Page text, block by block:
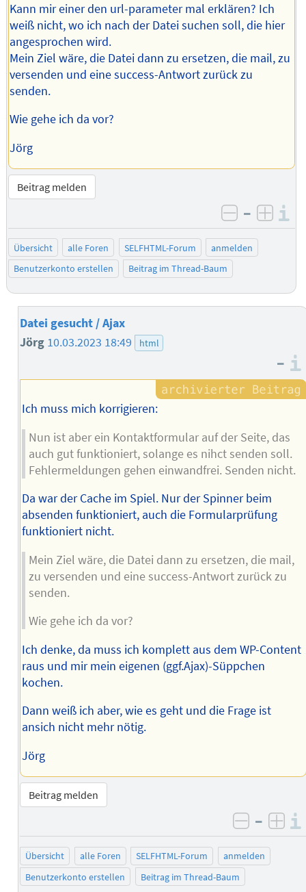
Kann mir einer den url-parameter mal erklären? Ich
weiß nicht, wo ich nach der Datei suchen soll, die hier
angesprochen wird.
Mein Ziel wäre, die Datei dann zu ersetzen, die mail, zu
versenden und eine success-Antwort zurück zu
senden.
Wie gehe ich da vor?
Jörg
Beitrag melden
negativ
–
Übersicht alle Foren SELFHTML-Forum
anmelden
Benutzerkonto erstellen
Beitrag im Thread-Baum
Datei gesucht / Ajax
Jörg 10.03.2023 18:49 html
–
Ich muss mich korrigieren:
Nun ist aber ein Kontaktformular auf der Seite, das
auch gut funktioniert, solange es nihct senden soll.
Fehlermeldungen gehen einwandfrei. Senden nicht.
Da war der Cache im Spiel. Nur der Spinner beim
absenden funktioniert, auch die Formularprüfung
funktioniert nicht.
Mein Ziel wäre, die Datei dann zu ersetzen, die mail,
zu versenden und eine success-Antwort zurück zu
senden.
Wie gehe ich da vor?
Ich denke, da muss ich komplett aus dem WP-Content
raus und mir mein eigenen (ggf.Ajax)-Süppchen
kochen.
Dann weiß ich aber, wie es geht und die Frage ist
ansich nicht mehr nötig.
Jörg
Beitrag melden
negativ
–
Übersicht alle Foren SELFHTML-Forum
anmelden
Benutzerkonto erstellen
Beitrag im Thread-Baum